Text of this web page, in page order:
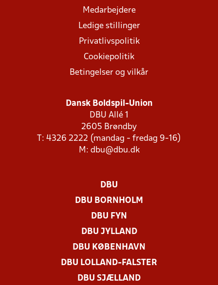
Medarbejdere
Ledige stillinger
Privatlivspolitik
Cookiepolitik
Betingelser og vilkår
Dansk Boldspil-Union
DBU Allé 1
2605 Brøndby
T: 4326 2222 (mandag - fredag 9-16)
M: dbu@dbu.dk
DBU
DBU BORNHOLM
DBU FYN
DBU JYLLAND
DBU KØBENHAVN
DBU LOLLAND-FALSTER
DBU SJÆLLAND